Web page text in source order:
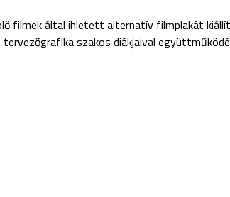
filmek által ihletett alternatív filmplakát
szakos diákjaival